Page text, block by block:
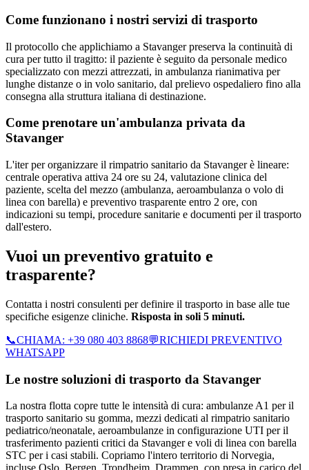
Come funzionano i nostri servizi di trasporto
Il protocollo che applichiamo a Stavanger preserva la continuità di
cura per tutto il tragitto: il paziente è seguito da personale medico
specializzato con mezzi attrezzati, in ambulanza rianimativa per
lunghe distanze o in volo sanitario, dal prelievo ospedaliero fino alla
consegna alla struttura italiana di destinazione.
Come prenotare un'ambulanza privata da
Stavanger
L'iter per organizzare il rimpatrio sanitario da Stavanger è lineare:
centrale operativa attiva 24 ore su 24, valutazione clinica del
paziente, scelta del mezzo (ambulanza, aeroambulanza o volo di
linea con barella) e preventivo trasparente entro 2 ore, con
indicazioni su tempi, procedure sanitarie e documenti per il trasporto
dall'estero.
Vuoi un preventivo gratuito e
trasparente?
Contatta i nostri consulenti per definire il trasporto in base alle tue
specifiche esigenze cliniche. Risposta in soli 5 minuti.
📞CHIAMA: +39 080 403 8868💬RICHIEDI PREVENTIVO
WHATSAPP
Le nostre soluzioni di trasporto da Stavanger
La nostra flotta copre tutte le intensità di cura: ambulanze A1 per il
trasporto sanitario su gomma, mezzi dedicati al rimpatrio sanitario
pediatrico/neonatale, aeroambulanze in configurazione UTI per il
trasferimento pazienti critici da Stavanger e voli di linea con barella
STC per i casi stabili. Copriamo l'intero territorio di Norvegia,